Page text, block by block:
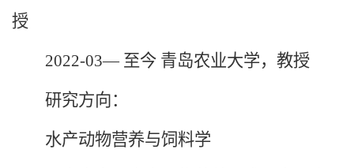
授
2022-03— 至今 青岛农业大学，教授
研究方向：
水产动物营养与饲料学